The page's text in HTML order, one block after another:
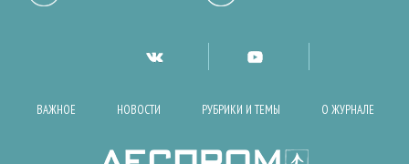
ВАЖНОЕ НОВОСТИ РУБРИКИ И ТЕМЫ О ЖУРНАЛЕ